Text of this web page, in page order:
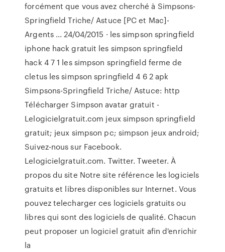
forcément que vous avez cherché à Simpsons-
Springfield Triche/ Astuce [PC et Mac]-
Argents ... 24/04/2015 · les simpson springfield
iphone hack gratuit les simpson springfield
hack 4 7 1 les simpson springfield ferme de
cletus les simpson springfield 4 6 2 apk
Simpsons-Springfield Triche/ Astuce: http
Télécharger Simpson avatar gratuit -
Lelogicielgratuit.com jeux simpson springfield
gratuit; jeux simpson pc; simpson jeux android;
Suivez-nous sur Facebook.
Lelogicielgratuit.com. Twitter. Tweeter. À
propos du site Notre site référence les logiciels
gratuits et libres disponibles sur Internet. Vous
pouvez telecharger ces logiciels gratuits ou
libres qui sont des logiciels de qualité. Chacun
peut proposer un logiciel gratuit afin d'enrichir
la